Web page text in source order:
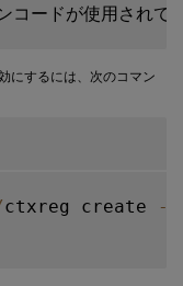
ードが使用されて
にするには、次のコマン
ctxreg create -